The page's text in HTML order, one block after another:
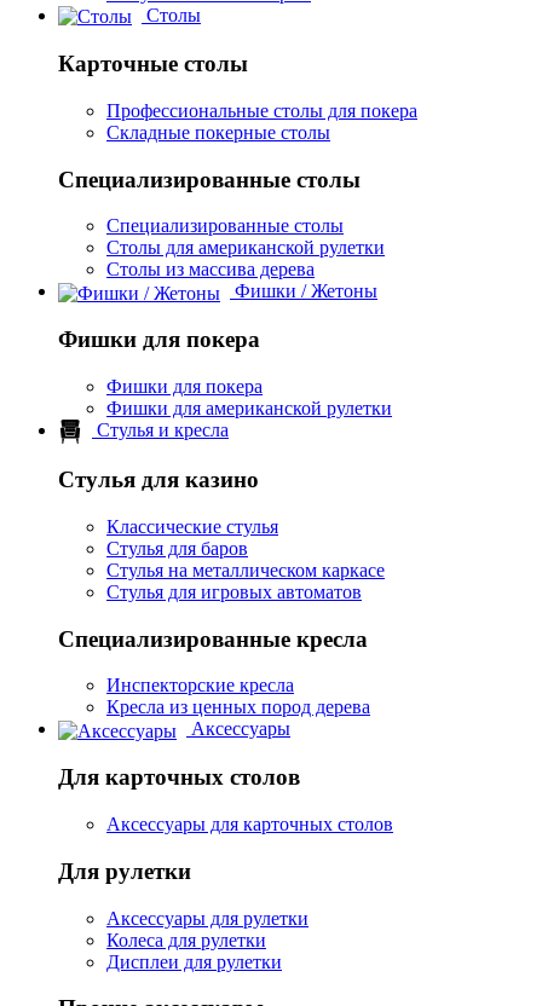
Столы
Карточные столы
Профессиональные столы для покера
Складные покерные столы
Специализированные столы
Специализированные столы
Столы для американской рулетки
Столы из массива дерева
Фишки / Жетоны
Фишки для покера
Фишки для покера
Фишки для американской рулетки
Стулья и кресла
Стулья для казино
Классические стулья
Стулья для баров
Стулья на металлическом каркасе
Стулья для игровых автоматов
Специализированные кресла
Инспекторские кресла
Кресла из ценных пород дерева
Аксессуары
Для карточных столов
Аксессуары для карточных столов
Для рулетки
Аксессуары для рулетки
Колеса для рулетки
Дисплеи для рулетки